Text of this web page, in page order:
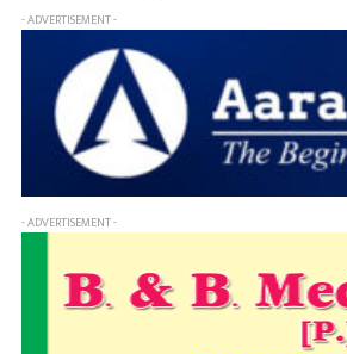
- ADVERTISEMENT -
- ADVERTISEMENT -